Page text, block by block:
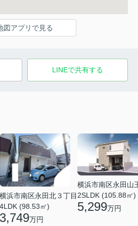
図アプリで見る
LINEで共有する
横浜市南区永田北３丁目
4LDK (98.53㎡)
3,749万円
横浜市南区永田山
2SLDK (105.88㎡)
5,299万円